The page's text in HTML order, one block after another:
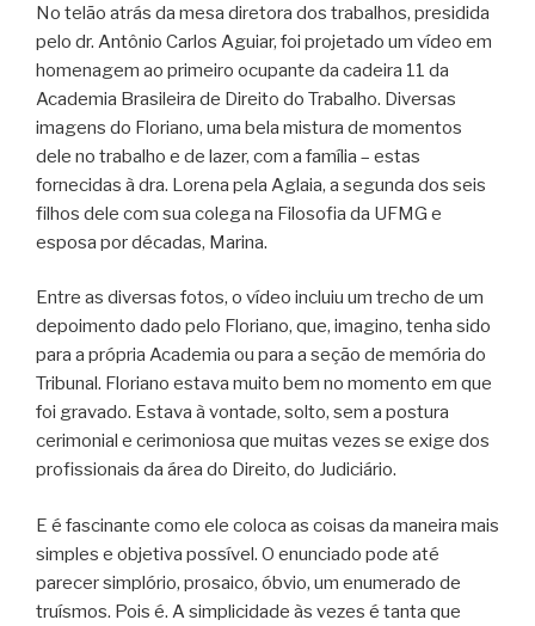
No telão atrás da mesa diretora dos trabalhos, presidida
pelo dr. Antônio Carlos Aguiar, foi projetado um vídeo em
homenagem ao primeiro ocupante da cadeira 11 da
Academia Brasileira de Direito do Trabalho. Diversas
imagens do Floriano, uma bela mistura de momentos
dele no trabalho e de lazer, com a família – estas
fornecidas à dra. Lorena pela Aglaia, a segunda dos seis
filhos dele com sua colega na Filosofia da UFMG e
esposa por décadas, Marina.
Entre as diversas fotos, o vídeo incluiu um trecho de um
depoimento dado pelo Floriano, que, imagino, tenha sido
para a própria Academia ou para a seção de memória do
Tribunal. Floriano estava muito bem no momento em que
foi gravado. Estava à vontade, solto, sem a postura
cerimonial e cerimoniosa que muitas vezes se exige dos
profissionais da área do Direito, do Judiciário.
E é fascinante como ele coloca as coisas da maneira mais
simples e objetiva possível. O enunciado pode até
parecer simplório, prosaico, óbvio, um enumerado de
truísmos. Pois é. A simplicidade às vezes é tanta que